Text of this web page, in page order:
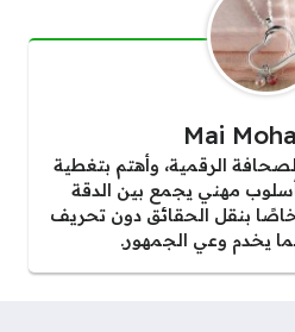
Mai
الرقمية، وأهتم بتغطية
مهني يجمع بين الدقة
خاصًا بنقل الحقائق دون تحريف
بما يخدم وعي الجمهور.